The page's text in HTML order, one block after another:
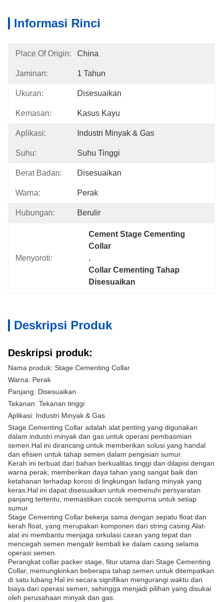
Informasi Rinci
Place Of Origin: China
Jaminan: 1 Tahun
Ukuran: Disesuaikan
Kemasan: Kasus Kayu
Aplikasi: Industri Minyak & Gas
Suhu: Suhu Tinggi
Berat Badan: Disesuaikan
Warna: Perak
Hubungan: Berulir
Menyoroti:
Cement Stage Cementing
Collar
,
Collar Cementing Tahap
Disesuaikan
Deskripsi Produk
Deskripsi produk:
Nama produk: Stage Cementing Collar
Warna: Perak
Panjang: Disesuaikan
Tekanan: Tekanan tinggi
Aplikasi: Industri Minyak & Gas
Stage Cementing Collar adalah alat penting yang digunakan
dalam industri minyak dan gas untuk operasi pembasmian
semen.Hal ini dirancang untuk memberikan solusi yang handal
dan efisien untuk tahap semen dalam pengisian sumur.
Kerah ini terbuat dari bahan berkualitas tinggi dan dilapisi dengan
warna perak, memberikan daya tahan yang sangat baik dan
ketahanan terhadap korosi di lingkungan ladang minyak yang
keras.Hal ini dapat disesuaikan untuk memenuhi persyaratan
panjang tertentu, memastikan cocok sempurna untuk setiap
sumur.
Stage Cementing Collar bekerja sama dengan sepatu float dan
kerah float, yang merupakan komponen dari string casing.Alat-
alat ini membantu menjaga sirkulasi cairan yang tepat dan
mencegah semen mengalir kembali ke dalam casing selama
operasi semen.
Perangkat collar packer stage, fitur utama dari Stage Cementing
Collar, memungkinkan beberapa tahap semen untuk ditempatkan
di satu lubang.Hal ini secara signifikan mengurangi waktu dan
biaya dari operasi semen, sehingga menjadi pilihan yang disukai
oleh perusahaan minyak dan gas.